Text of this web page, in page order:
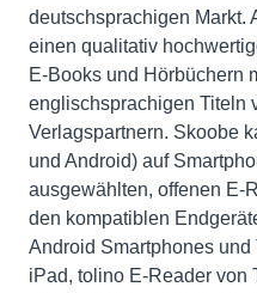
deutschsprachigen Markt.
einen qualitativ
E-Books und Hörbüchern
englischsprachigen Titeln
Verlagspartnern. Skoobe
und Android) auf
ausgewählten, offenen E-
den kompatiblen
Android Smartphones und
iPad, tolino E-Reader von